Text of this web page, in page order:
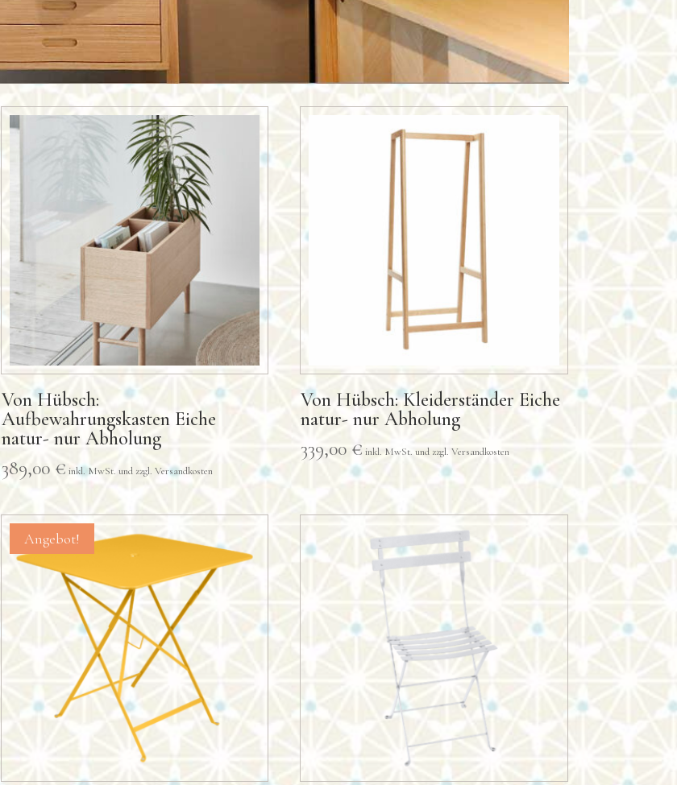
Von Hübsch:
Aufbewahrungskasten Eiche
natur- nur Abholung
389,00 €
Von Hübsch: Kleiderständer Eiche
natur- nur Abholung
339,00 €
Angebot!